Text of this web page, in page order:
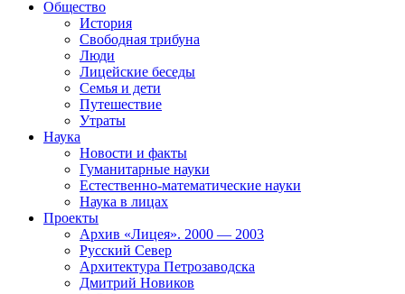
Общество
История
Свободная трибуна
Люди
Лицейские беседы
Семья и дети
Путешествие
Утраты
Наука
Новости и факты
Гуманитарные науки
Естественно-математические науки
Наука в лицах
Проекты
Архив «Лицея». 2000 — 2003
Русский Север
Архитектура Петрозаводска
Дмитрий Новиков